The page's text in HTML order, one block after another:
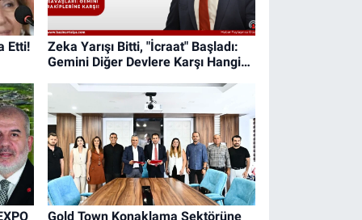
Etti!
Zeka Yarışı Bitti, "İcraat" Başladı:
Gemini Diğer Devlere Karşı Hangi
Gold Town Konaklama Sektörüne